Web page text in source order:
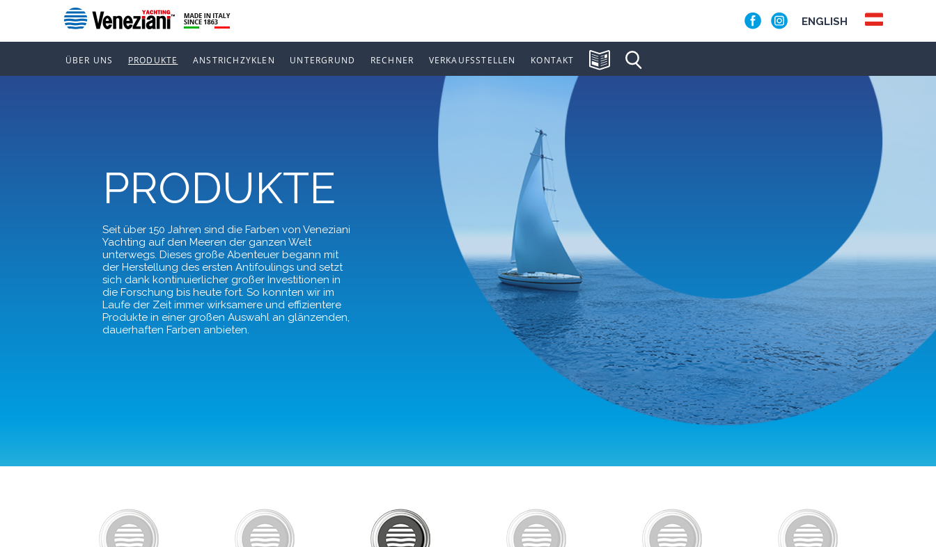
ENGLISH
ÜBER UNS PRODUKTE ANSTRICHZYKLEN UNTERGRUND RECHNER VERKAUFSSTELLEN KONTAKT
PRODUKTE
Seit über 150 Jahren sind die Farben von Veneziani
Yachting auf den Meeren der ganzen Welt
unterwegs. Dieses große Abenteuer begann mit
der Herstellung des ersten Antifoulings und setzt
sich dank kontinuierlicher großer Investitionen in
die Forschung bis heute fort. So konnten wir im
Laufe der Zeit immer wirksamere und effizientere
Produkte in einer großen Auswahl an glänzenden,
dauerhaften Farben anbieten.